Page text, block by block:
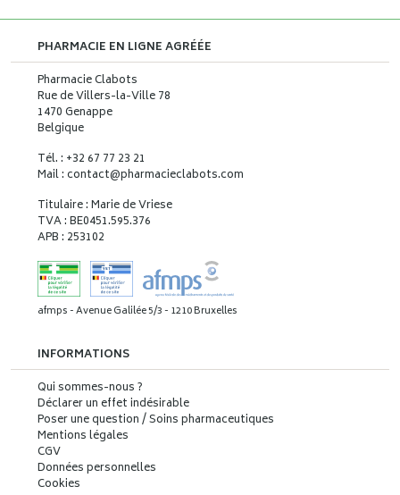
PHARMACIE EN LIGNE AGRÉÉE
Pharmacie Clabots
Rue de Villers-la-Ville 78
1470 Genappe
Belgique
Tél. : +32 67 77 23 21
Mail : contact@pharmacieclabots.com
Titulaire : Marie de Vriese
TVA : BE0451.595.376
APB : 253102
afmps - Avenue Galilée 5/3 - 1210 Bruxelles
INFORMATIONS
Qui sommes-nous ?
Déclarer un effet indésirable
Poser une question / Soins pharmaceutiques
Mentions légales
CGV
Données personnelles
Cookies